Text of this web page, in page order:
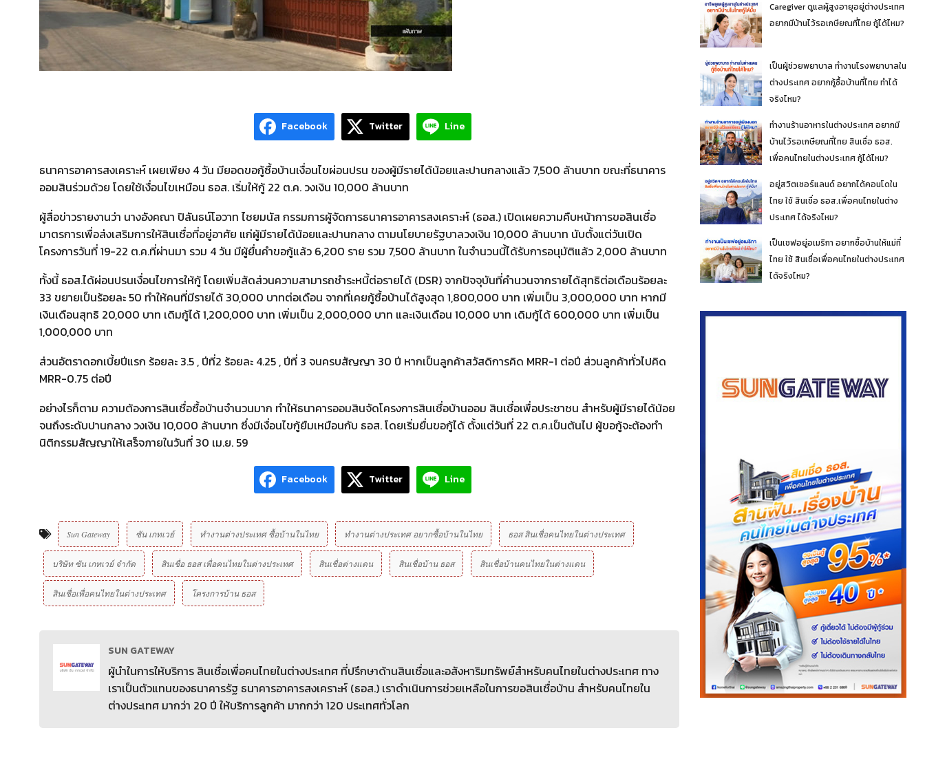
Facebook Twitter Line
ธนาคารอาคารสงเคราะห์ เผยเพียง 4 วัน มียอดขอกู้ซื้อบ้านเงื่อนไขผ่อนปรน ของผู้มีรายได้น้อยและปานกลางแล้ว 7,500 ล้านบาท ขณะที่ธนาคาร
ออมสินร่วมด้วย โดยใช้เงื่อนไขเหมือน ธอส. เริ่มให้กู้ 22 ต.ค. วงเงิน 10,000 ล้านบาท
ผู้สื่อข่าวรายงานว่า นางอังคณา ปิลันธน์โอวาท ไชยมนัส กรรมการผู้จัดการธนาคารอาคารสงเคราะห์ (ธอส.) เปิดเผยความคืบหน้าการขอสินเชื่อ
มาตรการเพื่อส่งเสริมการให้สินเชื่อที่อยู่อาศัย แก่ผู้มีรายได้น้อยและปานกลาง ตามนโยบายรัฐบาลวงเงิน 10,000 ล้านบาท นับตั้งแต่วันเปิด
โครงการวันที่ 19-22 ต.ค.ที่ผ่านมา รวม 4 วัน มีผู้ยื่นคำขอกู้แล้ว 6,200 ราย รวม 7,500 ล้านบาท ในจำนวนนี้ได้รับการอนุมัติแล้ว 2,000 ล้านบาท
ทั้งนี้ ธอส.ได้ผ่อนปรนเงื่อนไขการให้กู้ โดยเพิ่มสัดส่วนความสามารถชำระหนี้ต่อรายได้ (DSR) จากปัจจุบันที่คำนวนจากรายได้สุทธิต่อเดือนร้อยละ
33 ขยายเป็นร้อยละ 50 ทำให้คนที่มีรายได้ 30,000 บาทต่อเดือน จากที่เคยกู้ซื้อบ้านได้สูงสุด 1,800,000 บาท เพิ่มเป็น 3,000,000 บาท หากมี
เงินเดือนสุทธิ 20,000 บาท เดิมกู้ได้ 1,200,000 บาท เพิ่มเป็น 2,000,000 บาท และเงินเดือน 10,000 บาท เดิมกู้ได้ 600,000 บาท เพิ่มเป็น
1,000,000 บาท
ส่วนอัตราดอกเบี้ยปีแรก ร้อยละ 3.5 , ปีที่2 ร้อยละ 4.25 , ปีที่ 3 จนครบสัญญา 30 ปี หากเป็นลูกค้าสวัสดิการคิด MRR-1 ต่อปี ส่วนลูกค้าทั่วไปคิด
MRR-0.75 ต่อปี
อย่างไรก็ตาม ความต้องการสินเชื่อซื้อบ้านจำนวนมาก ทำให้ธนาคารออมสินจัดโครงการสินเชื่อบ้านออม สินเชื่อเพื่อประชาชน สำหรับผู้มีรายได้น้อย
จนถึงระดับปานกลาง วงเงิน 10,000 ล้านบาท ซึ่งมีเงื่อนไขกู้ยืมเหมือนกับ ธอส. โดยเริ่มยื่นขอกู้ได้ ตั้งแต่วันที่ 22 ต.ค.เป็นต้นไป ผู้ขอกู้จะต้องทำ
นิติกรรมสัญญาให้เสร็จภายในวันที่ 30 เม.ย. 59
Facebook Twitter Line
Sun Gateway ซัน เกทเวย์ ทำงานต่างประเทศ ซื้อบ้านในไทย ทำงานต่างประเทศ อยากซื้อบ้านในไทย ธอส สินเชื่อคนไทยในต่างประเทศ
บริษัท ซัน เกทเวย์ จํากัด สินเชื่อ ธอส เพื่อคนไทยในต่างประเทศ สินเชื่อต่างแดน สินเชื่อบ้าน ธอส สินเชื่อบ้านคนไทยในต่างแดน
สินเชื่อเพื่อคนไทยในต่างประเทศ โครงการบ้าน ธอส
SUN GATEWAY
ผู้นำในการให้บริการ สินเชื่อเพื่อคนไทยในต่างประเทศ ที่ปรึกษาด้านสินเชื่อและอสังหาริมทรัพย์สำหรับคนไทยในต่างประเทศ ทาง
เราเป็นตัวแทนของธนาคารรัฐ ธนาคารอาคารสงเคราะห์ (ธอส.) เราดำเนินการช่วยเหลือในการขอสินเชื่อบ้าน สำหรับคนไทยใน
ต่างประเทศ มากว่า 20 ปี ให้บริการลูกค้า มากกว่า 120 ประเทศทั่วโลก
Caregiver ดูแลผู้สูงอายุอยู่ต่างประเทศ
อยากมีบ้านไว้รอเกษียณที่ไทย กู้ได้ไหม?
เป็นผู้ช่วยพยาบาล ทำงานโรงพยาบาลใน
ต่างประเทศ อยากกู้ซื้อบ้านที่ไทย ทำได้
จริงไหม?
ทำงานร้านอาหารในต่างประเทศ อยากมี
บ้านไว้รอเกษียณที่ไทย สินเชื่อ ธอส.
เพื่อคนไทยในต่างประเทศ กู้ได้ไหม?
อยู่สวิตเซอร์แลนด์ อยากได้คอนโดใน
ไทย ใช้ สินเชื่อ ธอส.เพื่อคนไทยในต่าง
ประเทศ ได้จริงไหม?
เป็นเชฟอยู่อเมริกา อยากซื้อบ้านให้แม่ที่
ไทย ใช้ สินเชื่อเพื่อคนไทยในต่างประเทศ
ได้จริงไหม?